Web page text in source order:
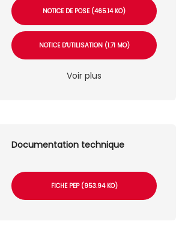
NOTICE DE POSE (465.14 KO)
NOTICE D'UTILISATION (1.71 MO)
Voir plus
Documentation technique
FICHE PEP (953.94 KO)